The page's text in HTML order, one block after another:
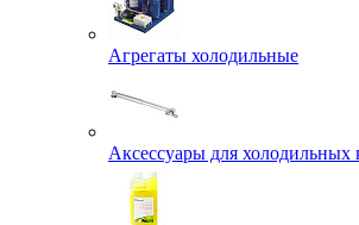
Агрегаты холодильные
Аксессуары для холодильных